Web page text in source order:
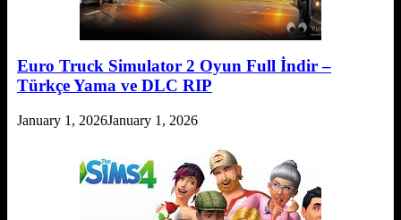
Euro Truck Simulator 2 Oyun Full İndir –
Türkçe Yama ve DLC RIP
January 1, 2026January 1, 2026